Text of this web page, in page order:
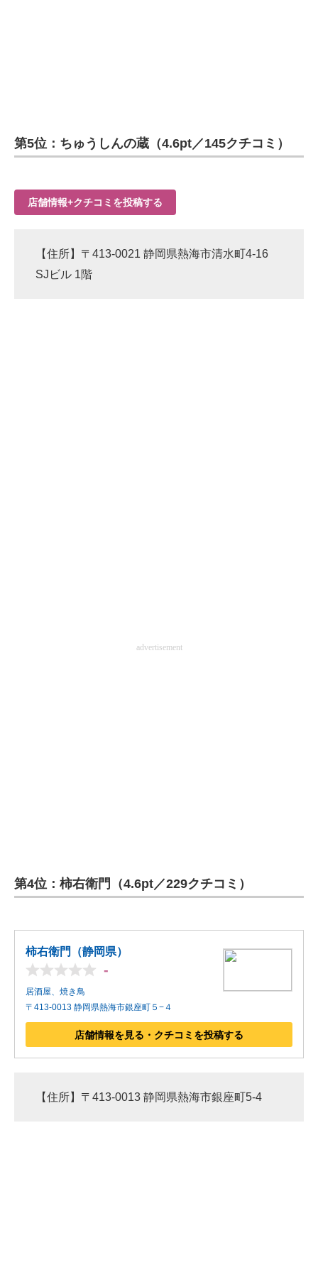
第5位：ちゅうしんの蔵（4.6pt／145クチコミ）
店舗情報+クチコミを投稿する
【住所】〒413-0021 静岡県熱海市清水町4-16
SJビル 1階
advertisement
第4位：柿右衛門（4.6pt／229クチコミ）
柿右衛門（静岡県）
-
居酒屋、焼き鳥
〒413-0013 静岡県熱海市銀座町５−４
店舗情報を見る・クチコミを投稿する
【住所】〒413-0013 静岡県熱海市銀座町5-4